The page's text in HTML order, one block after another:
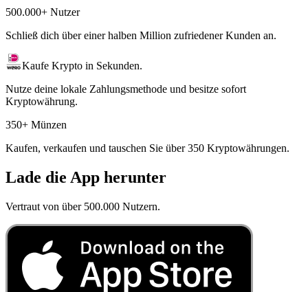
500.000+ Nutzer
Schließ dich über einer halben Million zufriedener Kunden an.
Kaufe Krypto in Sekunden.
Nutze deine lokale Zahlungsmethode und besitze sofort
Kryptowährung.
350+ Münzen
Kaufen, verkaufen und tauschen Sie über 350 Kryptowährungen.
Lade die App herunter
Vertraut von über 500.000 Nutzern.